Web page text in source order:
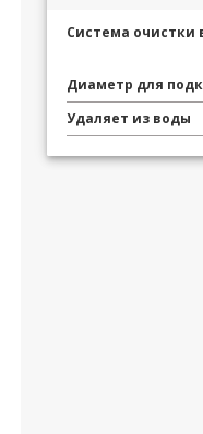
Система очистки
Диаметр для
Удаляет из воды